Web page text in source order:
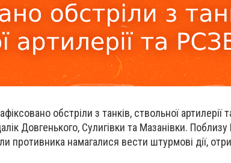
обстріли з танків, ствольної артилерії
Довгенького, Сулигівки та Мазанівки.
противника намагалися вести штурмові дії,